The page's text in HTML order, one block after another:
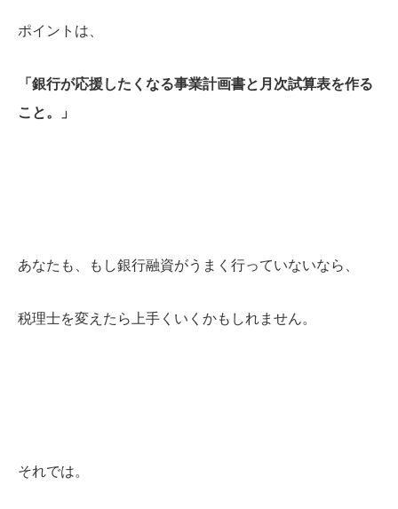
ポイントは、
「銀行が応援したくなる事業計画書と月次試算表を作る
こと。」
あなたも、もし銀行融資がうまく行っていないなら、
税理士を変えたら上手くいくかもしれません。
それでは。